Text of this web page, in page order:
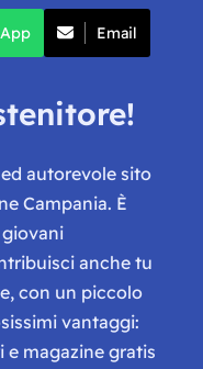
Email
autorevole sito
Campania. È
anche tu
con un piccolo
vantaggi:
e magazine gratis